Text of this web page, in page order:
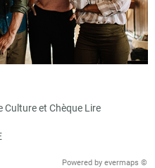
Culture et Chèque Lire
Powered by evermaps ©